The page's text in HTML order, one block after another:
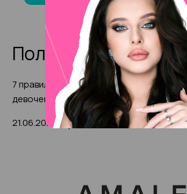
Полезные статьи
7 правил выбора причесок для
девочек в 2025 году: от
детского сада до школы (с
фото-примерами)
21.06.2024 0 6982